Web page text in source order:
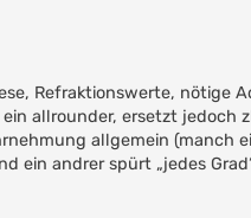
Refraktionswerte, nötige
allrounder, ersetzt jedoch
allgemein (manch
ein andrer spürt „jedes